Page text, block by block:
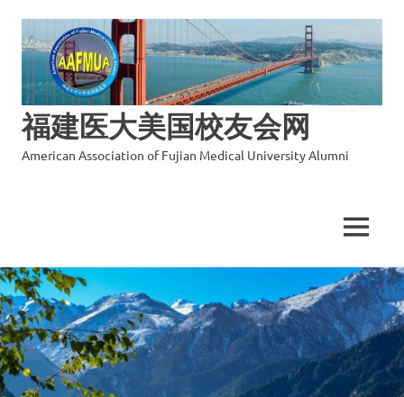
Skip
to
content
福建医大美国校友会网
American Association of Fujian Medical University Alumni
MENU